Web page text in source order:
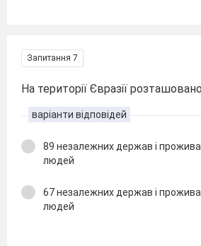
Запитання 7
На території Євразії
варіанти відповідей
89 незалежних держав і
людей
67 незалежних держав і
людей